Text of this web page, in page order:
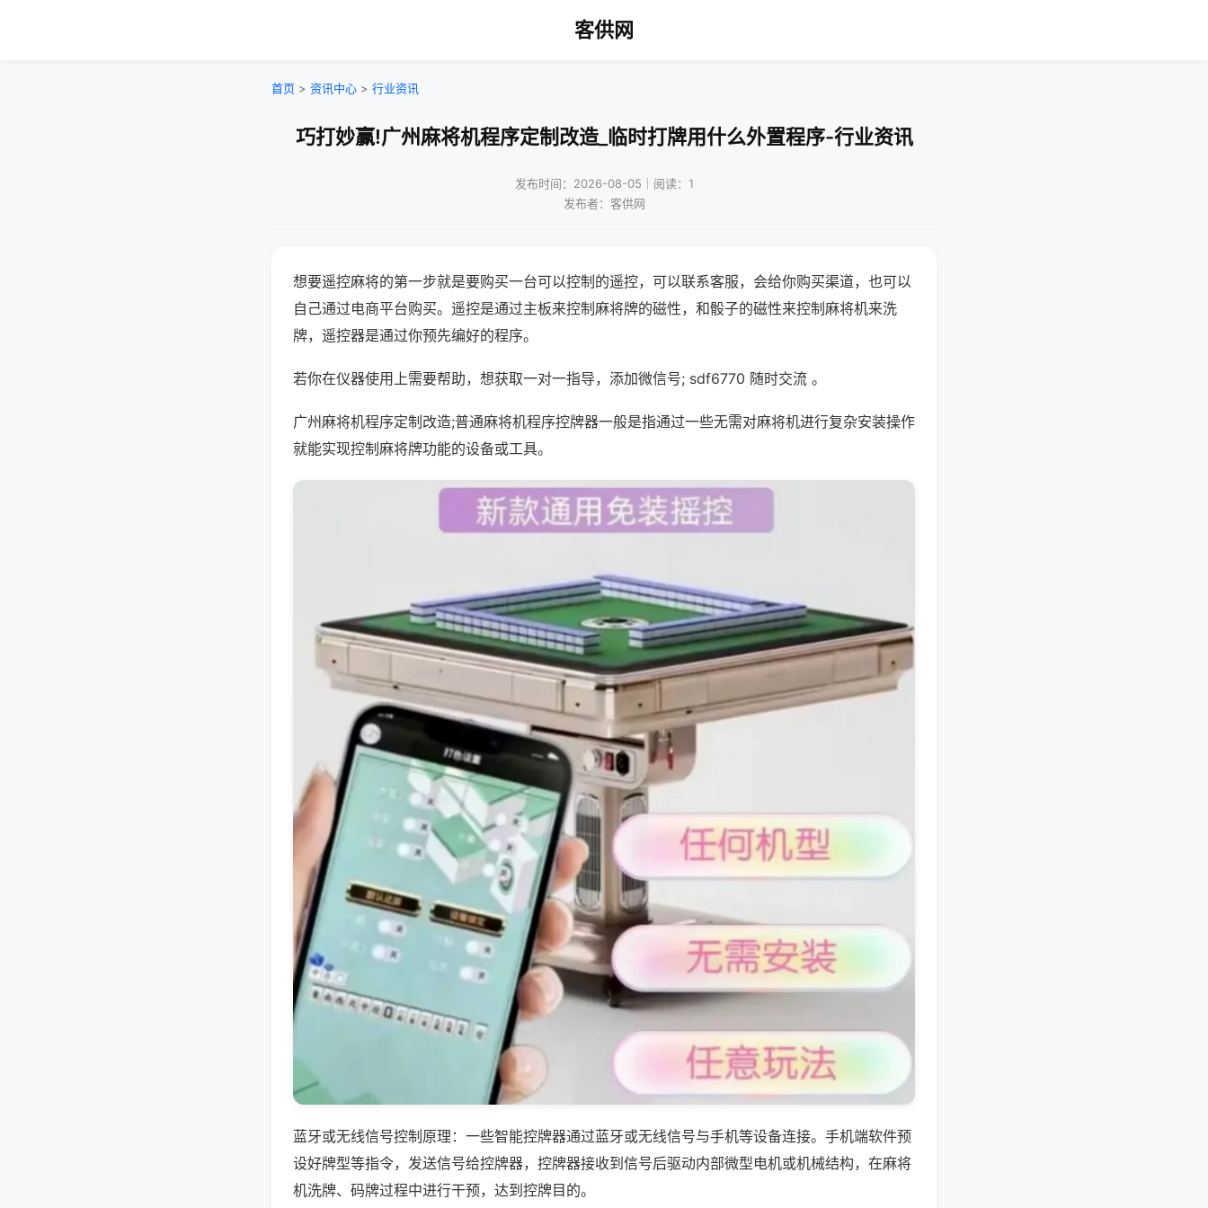
客供网
首页 > 资讯中心 > 行业资讯
巧打妙赢!广州麻将机程序定制改造_临时打牌用什么外置程序-行业资讯
发布时间：2026-08-05｜阅读：1
发布者：客供网
想要遥控麻将的第一步就是要购买一台可以控制的遥控，可以联系客服，会给你购买渠道，也可以
自己通过电商平台购买。遥控是通过主板来控制麻将牌的磁性，和骰子的磁性来控制麻将机来洗
牌，遥控器是通过你预先编好的程序。
若你在仪器使用上需要帮助，想获取一对一指导，添加微信号; sdf6770 随时交流 。
广州麻将机程序定制改造;普通麻将机程序控牌器一般是指通过一些无需对麻将机进行复杂安装操作
就能实现控制麻将牌功能的设备或工具。
蓝牙或无线信号控制原理：一些智能控牌器通过蓝牙或无线信号与手机等设备连接。手机端软件预
设好牌型等指令，发送信号给控牌器，控牌器接收到信号后驱动内部微型电机或机械结构，在麻将
机洗牌、码牌过程中进行干预，达到控牌目的。